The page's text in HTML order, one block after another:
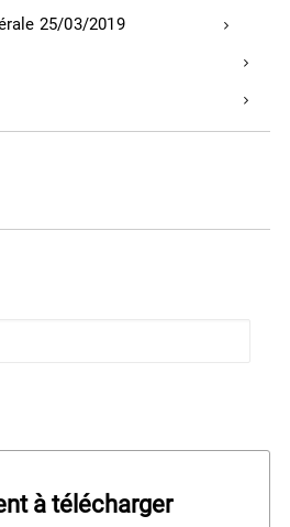
25/03/2019
en situation de handicap.
d’y répondre au mieux.
Qualiopi a été délivrée au
permettant de faire valider
à télécharger